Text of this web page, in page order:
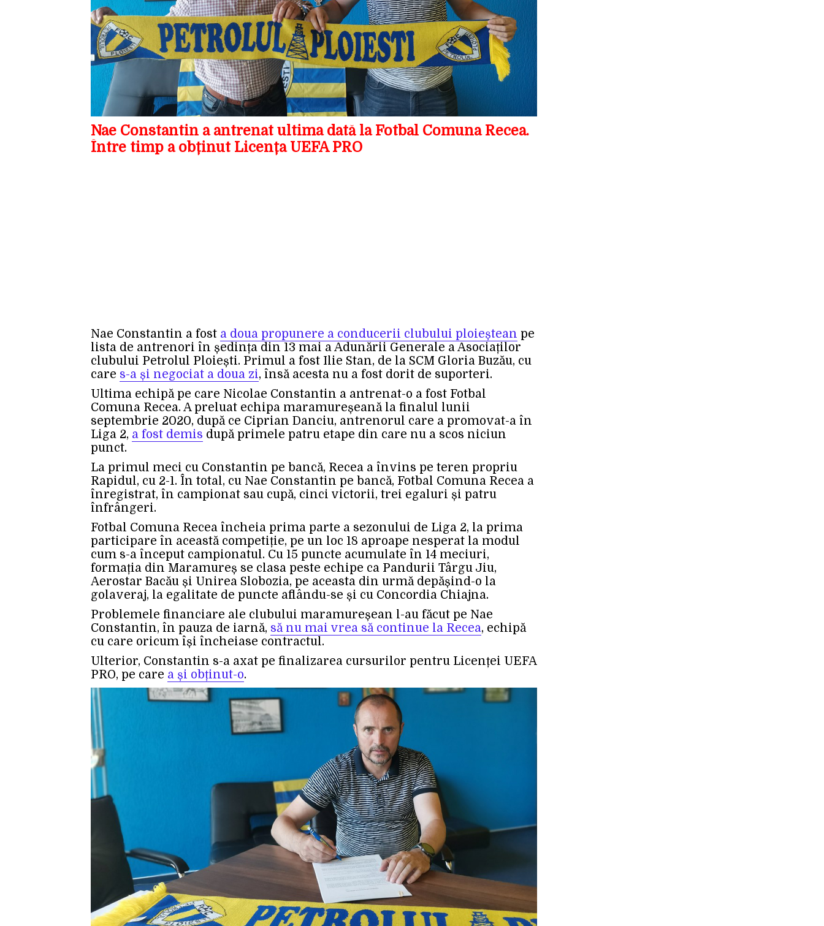
Nae Constantin a antrenat ultima dată la Fotbal Comuna Recea.
Între timp a obținut Licența UEFA PRO
Nae Constantin a fost a doua propunere a conducerii clubului ploieștean pe
lista de antrenori în ședința din 13 mai a Adunării Generale a Asociaților
clubului Petrolul Ploiești. Primul a fost Ilie Stan, de la SCM Gloria Buzău, cu
care s-a și negociat a doua zi, însă acesta nu a fost dorit de suporteri.
Ultima echipă pe care Nicolae Constantin a antrenat-o a fost Fotbal
Comuna Recea. A preluat echipa maramureșeană la finalul lunii
septembrie 2020, după ce Ciprian Danciu, antrenorul care a promovat-a în
Liga 2, a fost demis după primele patru etape din care nu a scos niciun
punct.
La primul meci cu Constantin pe bancă, Recea a învins pe teren propriu
Rapidul, cu 2-1. În total, cu Nae Constantin pe bancă, Fotbal Comuna Recea a
înregistrat, în campionat sau cupă, cinci victorii, trei egaluri și patru
înfrângeri.
Fotbal Comuna Recea încheia prima parte a sezonului de Liga 2, la prima
participare în această competiție, pe un loc 18 aproape nesperat la modul
cum s-a început campionatul. Cu 15 puncte acumulate în 14 meciuri,
formația din Maramureș se clasa peste echipe ca Pandurii Târgu Jiu,
Aerostar Bacău și Unirea Slobozia, pe aceasta din urmă depășind-o la
golaveraj, la egalitate de puncte aflându-se și cu Concordia Chiajna.
Problemele financiare ale clubului maramureșean l-au făcut pe Nae
Constantin, în pauza de iarnă, să nu mai vrea să continue la Recea, echipă
cu care oricum își încheiase contractul.
Ulterior, Constantin s-a axat pe finalizarea cursurilor pentru Licenței UEFA
PRO, pe care a și obținut-o.